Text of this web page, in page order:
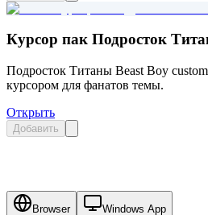
Курсор пак Подросток
Подросток Титаны Beast Boy
курсором для фанатов темы.
Открыть
Добавить
Browser Windows App